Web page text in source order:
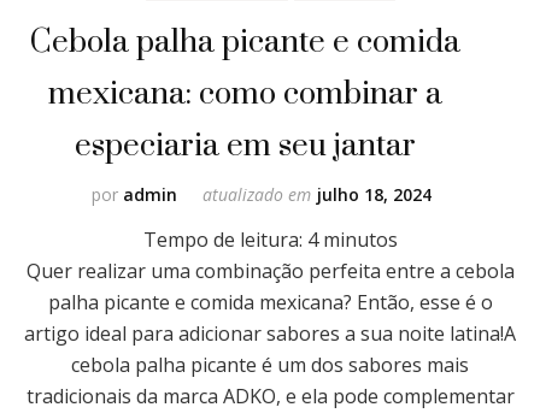
Cebola palha picante e comida
mexicana: como combinar a
especiaria em seu jantar
por admin atualizado em julho 18, 2024
Tempo de leitura: 4 minutos
Quer realizar uma combinação perfeita entre a cebola
palha picante e comida mexicana? Então, esse é o
artigo ideal para adicionar sabores a sua noite latina!A
cebola palha picante é um dos sabores mais
tradicionais da marca ADKO, e ela pode complementar